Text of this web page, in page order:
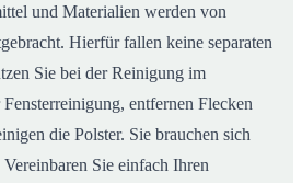
und Materialien werden von
Hierfür fallen keine separaten
Sie bei der Reinigung im
entfernen Flecken
die Polster. Sie brauchen sich
Sie einfach Ihren